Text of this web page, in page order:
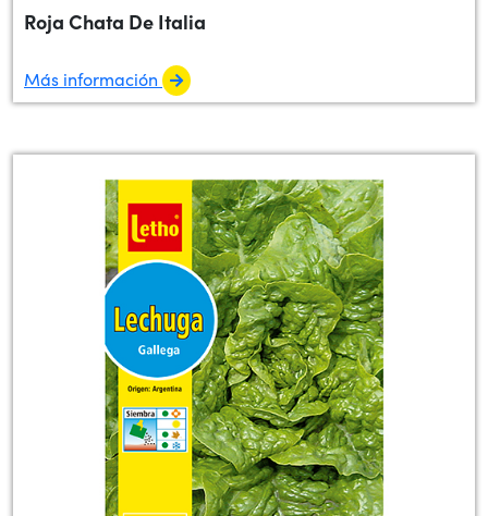
Roja Chata De Italia
Más información